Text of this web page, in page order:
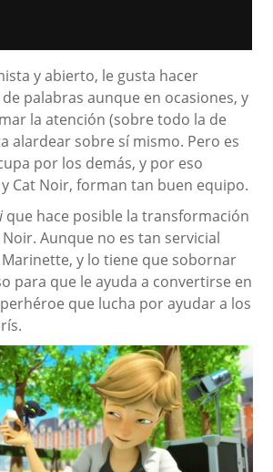
y abierto, le gusta hacer
palabras aunque en ocasiones, y
la atención (sobre todo la de
alardear sobre sí mismo. Pero es
por los demás, y por eso
Cat Noir, forman tan buen equipo.
que hace posible la transformación
Aunque no es tan servicial
Marinette, y lo tiene que sobornar
para que le ayuda a convertirse en
que lucha por ayudar a los